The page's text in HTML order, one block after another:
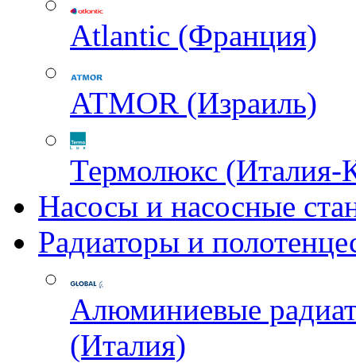
Atlantic (Франция)
ATMOR (Израиль)
Термолюкс (Италия-
Насосы и насосные
Радиаторы и
Алюминиевые
(Италия)